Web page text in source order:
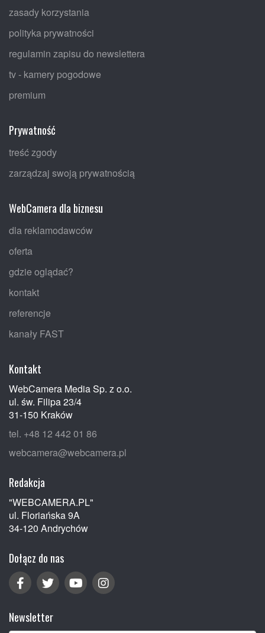
zasady korzystania
polityka prywatności
regulamin zapisu do newslettera
tv - kamery pogodowe
premium
Prywatność
treść zgody
zarządzaj swoją prywatnością
WebCamera dla biznesu
dla reklamodawców
oferta
gdzie oglądać?
kontakt
referencje
kanały FAST
Kontakt
WebCamera Media Sp. z o.o.
ul. św. Filipa 23/4
31-150 Kraków
tel. +48 12 442 01 86
webcamera@webcamera.pl
Redakcja
"WEBCAMERA.PL"
ul. Floriańska 9A
34-120 Andrychów
Dołącz do nas
Newsletter